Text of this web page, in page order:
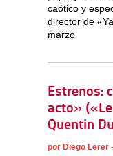
caótico y
director de
marzo
Estrenos:
acto»
Quentin
por Diego Lerer -